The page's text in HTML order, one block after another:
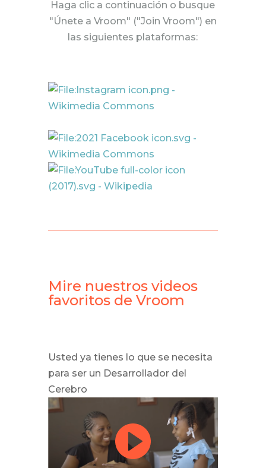
Haga clic a continuación o busque
"Únete a Vroom" ("Join Vroom") en
las siguientes plataformas:
Mire nuestros videos
favoritos de Vroom
Usted ya tienes lo que se necesita
para ser un Desarrollador del
Cerebro